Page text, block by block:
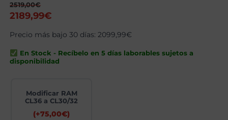
2519,00€
El
original
era:
2519,00€.
2189,99€
actual
es:
2189,99€.
Precio más bajo 30 días:2099,99€
En Stock - Recíbelo en 5 días laborables sujetos a
disponibilidad
Modificar RAM
CL36 a CL30/32
(+75,00€)